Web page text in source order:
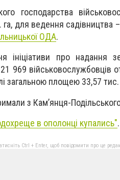
господарства
для ведення
ОДА.
ініціативи про надання
969 військовослужбовців
загальною площею 33,57 тис.
з Кам’янця-
в ополонці купались".
Ctrl + Enter, щоб повідомити про це